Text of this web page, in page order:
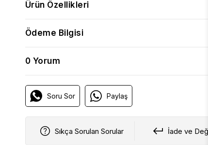
Ürün Özellikleri
Ödeme Bilgisi
0 Yorum
Soru Sor Paylaş
Sıkça Sorulan Sorular İade ve